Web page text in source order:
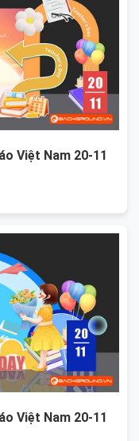
Việt Nam 20-11
Việt Nam 20-11